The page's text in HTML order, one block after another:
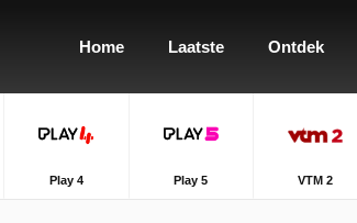
Home Laatste Ontdek
Play 4 Play 5 VTM 2